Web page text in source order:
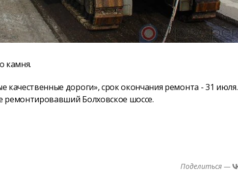
камня.
качественные дороги», срок окончания ремонта - 31 июля.
ремонтировавший Болховское шоссе.
Поделиться —